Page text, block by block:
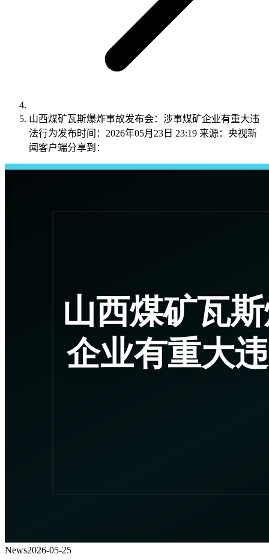
山西煤矿瓦斯爆炸事故发布会：涉事煤矿企业有重大违
法行为发布时间：2026年05月23日 23:19 来源：央视新
闻客户端分享到：
News2026-05-25